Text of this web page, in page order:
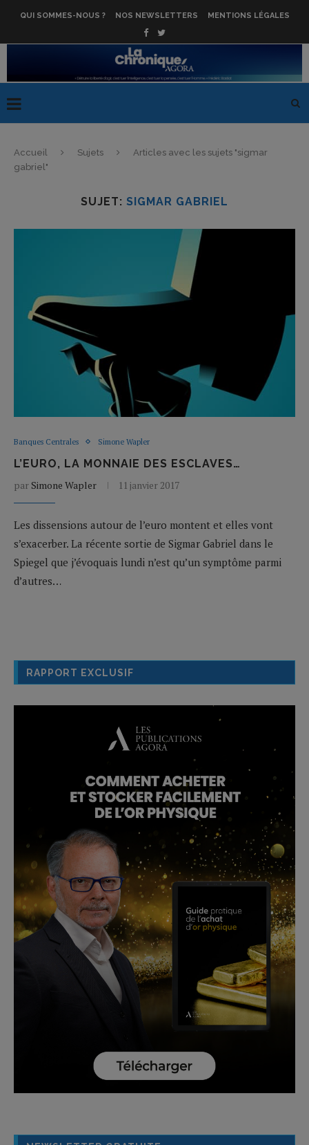
QUI SOMMES-NOUS ? NOS NEWSLETTERS MENTIONS LÉGALES
Accueil Sujets
Articles avec les sujets "sigmar
gabriel"
SUJET: SIGMAR GABRIEL
Banques Centrales Simone Wapler
L’EURO, LA MONNAIE DES ESCLAVES…
par Simone Wapler 11 janvier 2017
Les dissensions autour de l’euro montent et elles vont
s’exacerber. La récente sortie de Sigmar Gabriel dans le
Spiegel que j’évoquais lundi n’est qu’un symptôme parmi
d’autres…
RAPPORT EXCLUSIF